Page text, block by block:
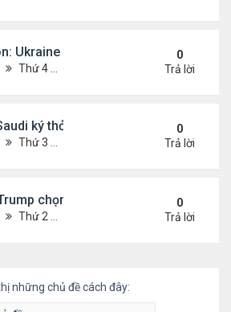
Ukraine biết không thể giành lại
Thứ 4 Tháng 5 14, 2025 3:54 pm
0
Trả lời
ký thỏa thuận vũ khí 142 tỷ USD
Thứ 3 Tháng 5 13, 2025 3:19 pm
0
Trả lời
chọn vùng Vịnh làm nơi đầu tiên
Thứ 2 Tháng 5 12, 2025 4:00 pm
0
Trả lời
những chủ đề cách đây: